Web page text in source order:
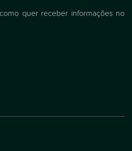
quer receber informações no